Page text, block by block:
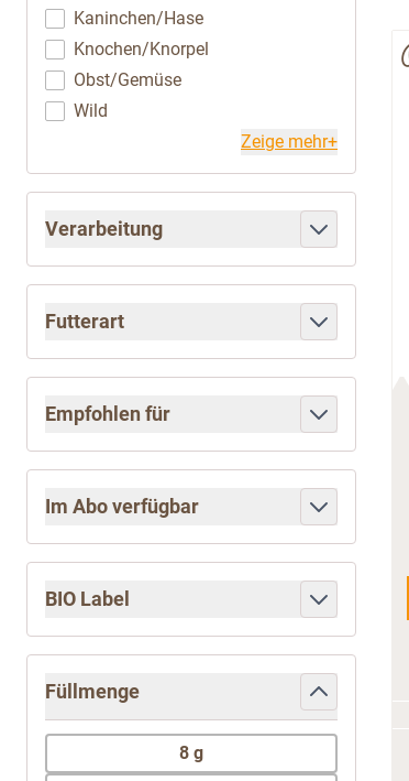
Kaninchen/Hase
Knochen/Knorpel
Obst/Gemüse
Wild
Zeige mehr+
Verarbeitung
Futterart
Empfohlen für
Im Abo verfügbar
BIO Label
Füllmenge
filter
8 g